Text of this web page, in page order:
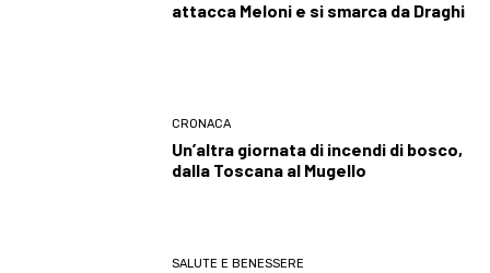
attacca Meloni e si smarca da Draghi
CRONACA
Un’altra giornata di incendi di bosco,
dalla Toscana al Mugello
SALUTE E BENESSERE